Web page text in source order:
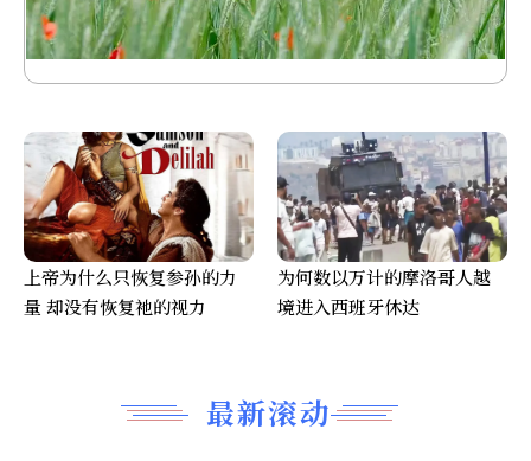
最新滚动
上帝为什么只恢复参孙的力
量 却没有恢复祂的视力
为何数以万计的摩洛哥人越
境进入西班牙休达